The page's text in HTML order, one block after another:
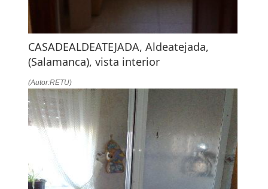
CASADEALDEATEJADA, Aldeatejada,
(Salamanca), vista interior
(Autor:RETU)